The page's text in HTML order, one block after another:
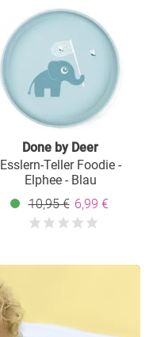
Done by Deer
Esslern-Teller Foodie -
Elphee - Blau
10,95 € 6,99 €